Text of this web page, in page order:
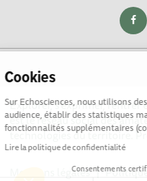
Cookies
Sur Echosciences, nous utilisons
audience, établir des statistiques
fonctionnalités supplémentaires
Lire la politique de confidentialité
Consentements
Explorer, s’exprimer, rentrer
est le réseau social des
technologies du territoire.
Mentions légales|